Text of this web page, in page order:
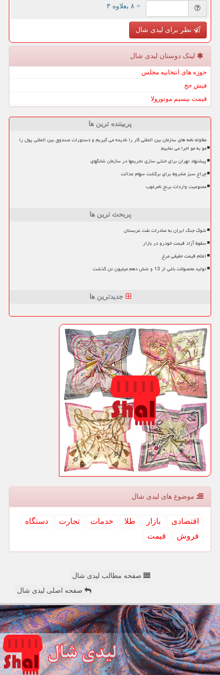
= ۸ بعلاوه ۳
نظر برای لیدی شال
لینک دوستان لیدی شال
حوزه های انتخابیه مجلس
فیش حج
قیمت بیسیم موتورولا
پربیننده ترین ها
مقاوله نامه های سازمان بین المللی کار را نادیده می گیریم و دستورات صندوق بین المللی پول را
مو به مو اجرا می نماییم
پیشنهاد تهران برای خنثی سازی تحریمها در سازمان شانگهای
چراغ سبز مشروط برای برگشت سهام عدالت
ممنوعیت واردات برنج نامرغوب
پربحث ترین ها
شوک جنگ ایران به صادرات نفت عربستان
سقوط آزاد قیمت خودرو در بازار
اعلام قیمت حقیقی مرغ
تولید محصولات باغی از 13 و شش دهم میلیون تن گذشت
جدیدترین ها
موضوع های لیدی شال
اقتصادی بازار طلا خدمات تجارت
دستگاه
فروش
قیمت
صفحه مطالب لیدی شال
صفحه اصلی لیدی شال